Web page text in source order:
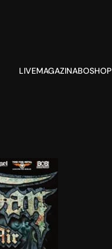
LIVEMAGAZINABOSHOP